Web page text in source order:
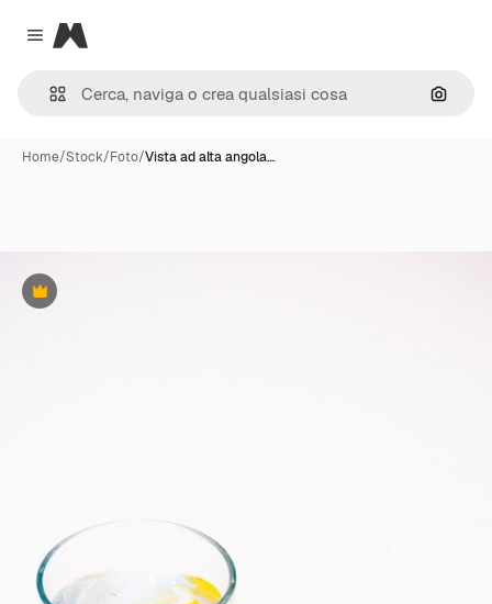
Close menu
Magnific
Cerca
Home/Stock/Foto/Vista ad alta angola…
Premium